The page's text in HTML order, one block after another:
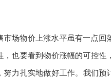
市场物价上涨水平虽有一点
，也要看到物价涨幅的可控
努力扎实地做好工作。我们